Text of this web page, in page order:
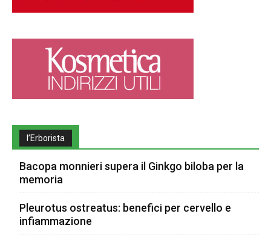
l’Erborista
Bacopa monnieri supera il Ginkgo biloba per la
memoria
Pleurotus ostreatus: benefici per cervello e
infiammazione